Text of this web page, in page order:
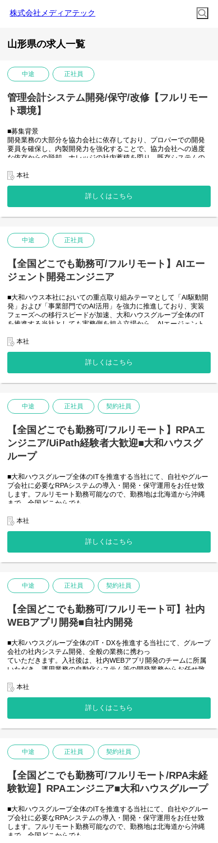
株式会社メディアテック
山形県の求人一覧
中途 正社員
管理会計システム開発/保守/改修【フルリモー
ト環境】
■募集背景
開発業務の大部分を協力会社に依存しており、プロパーでの開発
要員を確保し、内製開発力を強化することで、協力会社への過度
な依存からの脱却、ナレッジの社内蓄積を図り、既存システムの
応できるチームへと成長させていきたい。
■業務内容
大和ハウスグループ全体のITを推進する当社にて、グループ会社
(大和ハウス含)の社内システム開発、改修に携わって頂きます。
・HTML5 アプリケーション（JavaScript / jQuery / Vue.js）を用い
・CAP（Cloud Application Programming Model / Node.js）および
OData を用いたデータアクセス・バックエンド開発・保守
・SAP HANA SQL / Calculation View / Procedure によるデータモ
デリング・DB開発
国どこからでも働いていただけます。
入社日以外の出社は基本的にないので、入社後の勤務地は問いま
せん。また、働く時間に制限もなく、月160時間の勤務で、午前5
時～22時までの間であれば、自由な時間に働いていただけます。
児、介護などとの両立も可能です。社員が仕事をしやすい環境を
本社
詳しくはこちら
中途 正社員
【全国どこでも勤務可/フルリモート】AIエー
ジェント開発エンジニア
■大和ハウス本社においての重点取り組みテーマとして「AI駆動開
発」および「事業部門でのAI活用」を強力に推進しており、実装
フェーズへの移行スピードが加速、大和ハウスグループ全体のIT
を推進する当社としても実務側を担う立場から、AIエージェント
務としチームの拡大を図っています。
なお、フルリモート勤務可能なので、勤務地は北海道から沖縄ま
で、日本全国どこからでも働いていただけます。
入社日以外の出社は年１～４回程度なので、入社後の勤務地は国
また、働く時間に制限もなく、月160時間の勤務で、午前５時～２
を途中で中断したり、働く時間を調整できるので、家事、育児、
介護などとの両立も可能です。社員が仕事をしやすい環境を整え
フレックスです。
●AIチーム(４名)●
業務内容
・Microsoft Copilot を利用したエージェント運用・管理
・生成AIを用いたAIエージェントの設計・開発・改善
・Azureを利用したAIエージェント基盤の構築・連携
・AIエージェントの運用支援
入社後は研修の後、チーム開発をベースにOJTを行いながら実案
＜クライアントは大和ハウスグループ全体＞
出資は大和ハウス本体になりますが、売上好調かつDX推進の優先
度が高いため、投資を惜しむことはありません。
潤沢なリソースのもと、最上流から変革を進めていくことが可能
本社
詳しくはこちら
中途 正社員 契約社員
【全国どこでも勤務可/フルリモート】RPAエ
ンジニア/UiPath経験者大歓迎■大和ハウスグ
ループ
■大和ハウスグループ全体のITを推進する当社にて、自社やグルー
プ会社に必要なRPAシステムの導入・開発・保守運用をお任せ致
します。フルリモート勤務可能なので、勤務地は北海道から沖縄
まで、全国どこからでも
社後の勤務地は問いません。また、働く時間に制限もなく、月160
時間の勤務で、午前５時～２２時までの間であれば、自由な時間
に働いていただけます。業務を途中で中断したり、働く時間を調
整できるので、家事、育児、介護などとの両立も可能です。社員
ると思っておりますのでフルフレックスです。
＜クライアントは大和ハウスグループ全体＞
名の
全てに関わるシステムを担っています。
出資は大和ハウス本体になりますが、売上好調かつDX推進の優先
潤沢なリソースのもと、最上流から変革を進めていくことが可能
です。
＜詳細な業務例／基本的な技術仕様＞
業務ヒアリング、要件定義、基本設計、詳細設計、実装、テス
ト、リリースまで開発作業を一気通貫で担当していただきます。
環境の運用・保守までをお任せします。
使用ツール：
-UiPath
-AI-OCR/DX Suite
-MySQL など
本社
詳しくはこちら
中途 正社員 契約社員
【全国どこでも勤務可/フルリモート可】社内
WEBアプリ開発■自社内開発
■大和ハウスグループ全体のIT・DXを推進する当社にて、グループ
会社の社内システム開発、全般の業務に携わっ
ていただきます。入社後は、社内WEBアプリ開発のチームに所属
いただき、運用業務の自動化システム等の開発業務からお任せ致
【将来的に】要件定義から設計、運用まで全般を行い、早い段階
で技術スペシャリストとして、技術面からメンバーを引っ張って
いただく役割を期待しています。
会社としてDX推進を進める中、AIを使って新たな価値を生む仕
す！
＜クライアントは大和ハウスグループ全体＞
大和ハウスグループ480社、グループ従業員数(正社員のみ)48,831
全てに関わるシステムを担っています。
出資は大和ハウス本体になりますが、売上好調かつDX推進の優先
度が高いため、
潤沢なリソースのもと、最上流から変革を進めていくことが可能
です。
＜詳細な業務例／基本的な技術仕様＞
本社
詳しくはこちら
中途 正社員 契約社員
【全国どこでも勤務可/フルリモート/RPA未経
験歓迎】RPAエンジニア■大和ハウスグループ
■大和ハウスグループ全体のITを推進する当社にて、自社やグルー
プ会社に必要なRPAシステムの導入・開発・保守運用をお任せ致
します。フルリモート勤務可能なので、勤務地は北海道から沖縄
まで、全国どこからでも